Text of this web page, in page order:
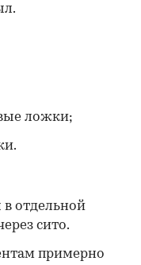
ложки;
отдельной
сито.
примерно